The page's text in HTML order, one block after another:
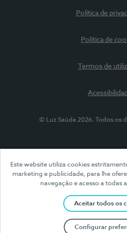
Este website utiliza cookies
marketing e publicidade, para lhe
navegação e acesso a todas
Aceitar todos os
Configurar
Política de
Política de
Termos de
© Luz Saúde 2026. Todos os